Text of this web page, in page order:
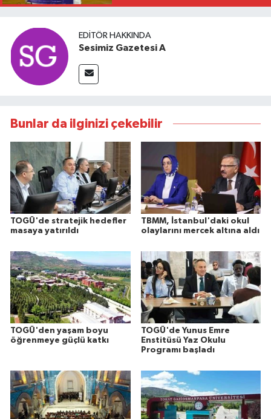
EDITÖR HAKKINDA
Sesimiz Gazetesi A
Bunlar da ilginizi çekebilir
TOGÜ'de stratejik hedefler
masaya yatırıldı
TBMM, İstanbul'daki okul
olaylarını mercek altına aldı
TOGÜ'den yaşam boyu
öğrenmeye güçlü katkı
TOGÜ'de Yunus Emre
Enstitüsü Yaz Okulu
Programı başladı